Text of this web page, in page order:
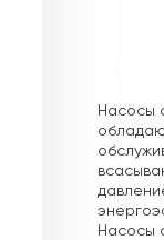
Насосы
Насосы